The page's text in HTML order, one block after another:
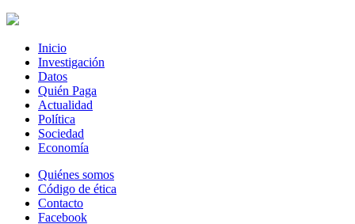
Inicio
Investigación
Datos
Quién Paga
Actualidad
Política
Sociedad
Economía
Quiénes somos
Código de ética
Contacto
Facebook